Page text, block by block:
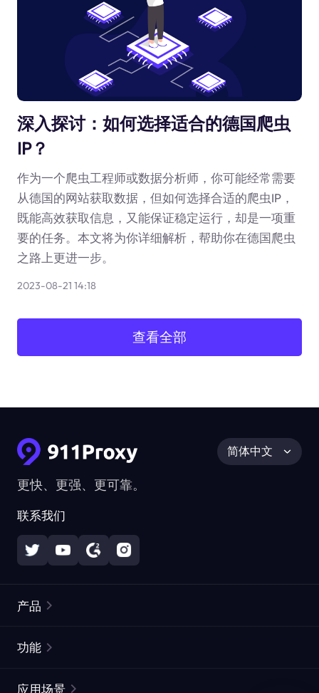
深入探讨：如何选择适合的德国爬虫
IP？
作为一个爬虫工程师或数据分析师，你可能经常需要
从德国的网站获取数据，但如何选择合适的爬虫IP，
既能高效获取信息，又能保证稳定运行，却是一项重
要的任务。本文将为你详细解析，帮助你在德国爬虫
之路上更进一步。
2023-08-21 14:18
查看全部
更快、更强、更可靠。
联系我们
简体中文
产品
静态住宅代理
功能
应用场景